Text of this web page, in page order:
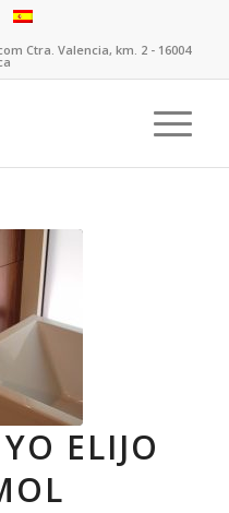
Ctra. Valencia, km. 2 - 16004
ELIJO